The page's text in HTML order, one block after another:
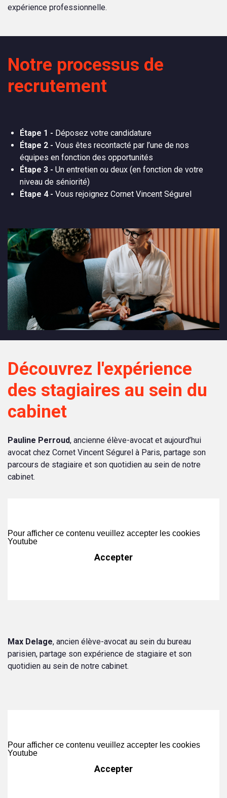
expérience professionnelle.
Notre processus de
recrutement
Étape 1 - Déposez votre candidature
Étape 2 - Vous êtes recontacté par l’une de nos
équipes en fonction des opportunités
Étape 3 - Un entretien ou deux (en fonction de votre
niveau de séniorité)
Étape 4 - Vous rejoignez Cornet Vincent Ségurel
Découvrez l'expérience
des stagiaires au sein du
cabinet
Pauline Perroud, ancienne élève-avocat et aujourd’hui
avocat chez Cornet Vincent Ségurel à Paris, partage son
parcours de stagiaire et son quotidien au sein de notre
cabinet.
Pour afficher ce contenu veuillez accepter les cookies
Youtube
Accepter
Max Delage, ancien élève-avocat au sein du bureau
parisien, partage son expérience de stagiaire et son
quotidien au sein de notre cabinet.
Pour afficher ce contenu veuillez accepter les cookies
Youtube
Accepter